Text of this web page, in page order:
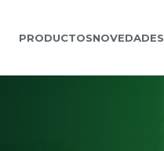
PRODUCTOSNOVEDADES